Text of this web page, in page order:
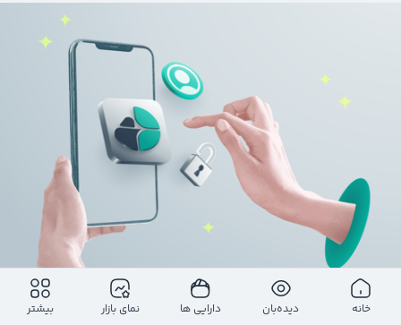
خانه دیده‌بان دارایی ها نمای بازار بیشتر